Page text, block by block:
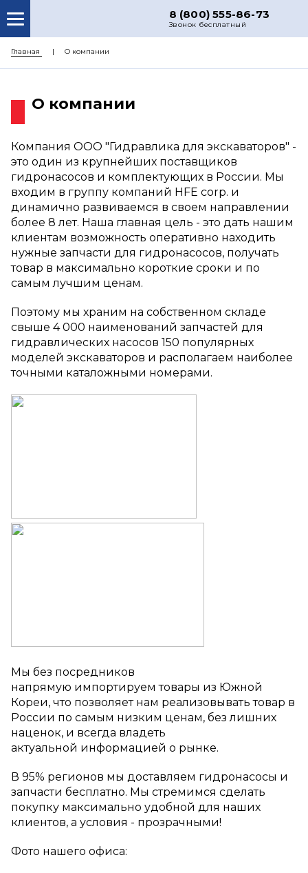
8 (800) 555-86-73
Звонок бесплатный
РЕМОНТ
ЦЕНЫ
КОНТАКТЫ
Главная О компании
О компании
Компания ООО "Гидравлика для экскаваторов" -
это один из крупнейших поставщиков
гидронасосов и комплектующих в России. Мы
входим в группу компаний HFE corp. и
динамично развиваемся в своем направлении
более 8 лет. Наша главная цель - это дать нашим
клиентам возможность оперативно находить
нужные запчасти для гидронасосов, получать
товар в максимально короткие сроки и по
самым лучшим ценам.
Поэтому мы храним на собственном складе
свыше 4 000 наименований запчастей для
гидравлических насосов 150 популярных
моделей экскаваторов и располагаем наиболее
точными каталожными номерами.
Мы без посредников
напрямую импортируем товары из Южной
Кореи, что позволяет нам реализовывать товар в
России по самым низким ценам, без лишних
наценок, и всегда владеть
актуальной информацией о рынке.
В 95% регионов мы доставляем гидронасосы и
запчасти бесплатно. Мы стремимся сделать
покупку максимально удобной для наших
клиентов, а условия - прозрачными!
Фото нашего офиса: